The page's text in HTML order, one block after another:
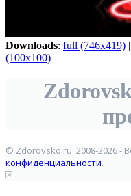
Downloads: full (746x419) |
(100x100)
© Zdorovsko.ru' 2008-2026 -
конфиденциальности.